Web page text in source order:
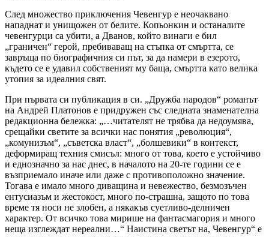
След множество приключения Чевенгур е неочаквано
нападнат и унищожен от белите. Копьонкин и останалите
чевенгурци са убити, а Дванов, който винаги е бил
„граничен“ герой, пребиваващ на стъпка от смъртта, се
завръща по биографичния си път, за да намери в езерото,
където се е удавил собственият му баща, смъртта като велика
утопия за идеалния свят.
При първата си публикация в си. „Дружба народов“ романът
на Андрей Платонов е придружен със следната знаменателна
редакционна бележка: „…читателят не трябва да недоумява,
срещайки светите за всички нас понятия „революция“,
„комунизъм“, „съветска власт“, „болшевики“ в контекст,
деформиращ техния смисъл: много от това, което е устойчиво
и еднозначно за нас днес, в началото на 20-те години се е
възприемало иначе или даже с противоположно значение.
Тогава е имало много диващина и невежество, безмозъчен
ентусиазъм и жестокост, много по-страшна, защото по това
време тя носи не злобен, а някакъв суетливо-делничен
характер. От всичко това мирише на фантасмагория и много
неща изглеждат нереални…“ Наистина светът на, Чевенгур“ е